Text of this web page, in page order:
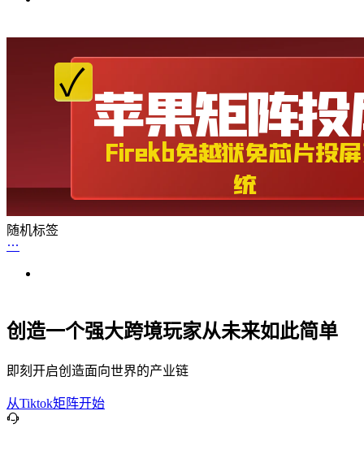
随机标签
创造一个强大跨境玩家从未来如此简单
即刻开启创造面向世界的产业链
从Tiktok矩阵开始